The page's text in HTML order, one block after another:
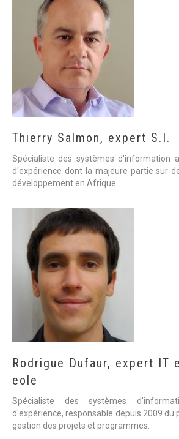
Thierry Salmon, expert S.I.
Spécialiste des systèmes d'information
d'expérience dont la majeure partie sur
développement en Afrique.
Rodrigue Dufaur, expert IT
eole
Spécialiste des systèmes
d'expérience, responsable depuis 2009 du
gestion des projets et programmes.